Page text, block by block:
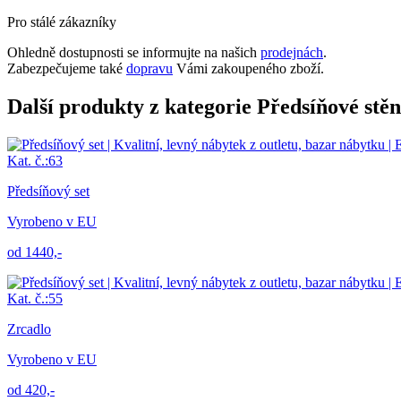
Pro stálé zákazníky
Ohledně dostupnosti se informujte na našich prodejnách.
Zabezpečujeme také dopravu Vámi zakoupeného zboží.
Další produkty z kategorie Předsíňové
Kat. č.:63
Předsíňový set
Vyrobeno v EU
od 1440,-
Kat. č.:55
Zrcadlo
Vyrobeno v EU
od 420,-